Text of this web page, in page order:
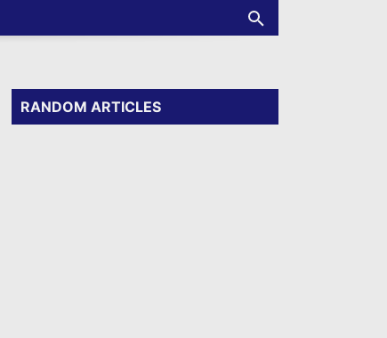
RANDOM ARTICLES